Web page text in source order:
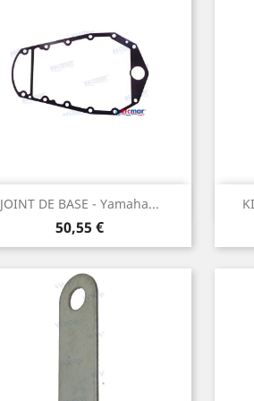
JOINT DE BASE - Yamaha...
Prix
50,55 €
Aperçu rapide